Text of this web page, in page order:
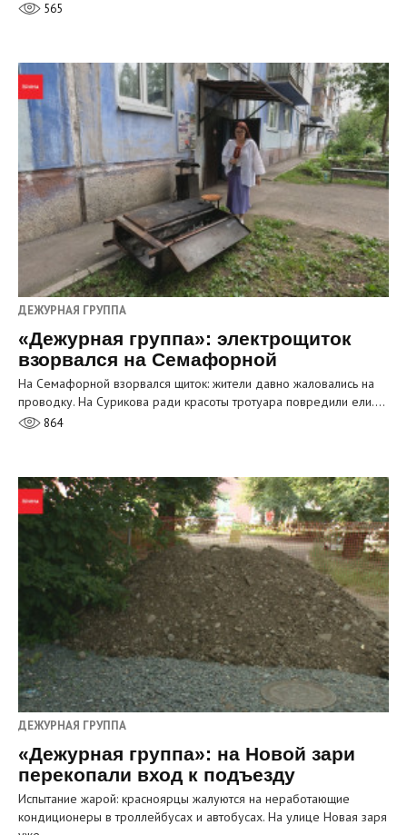
565
ДЕЖУРНАЯ ГРУППА
«Дежурная группа»: электрощиток
взорвался на Семафорной
На Семафорной взорвался щиток: жители давно жаловались на
проводку. На Сурикова ради красоты тротуара повредили ели.…
864
ДЕЖУРНАЯ ГРУППА
«Дежурная группа»: на Новой зари
перекопали вход к подъезду
Испытание жарой: красноярцы жалуются на неработающие
кондиционеры в троллейбусах и автобусах. На улице Новая заря